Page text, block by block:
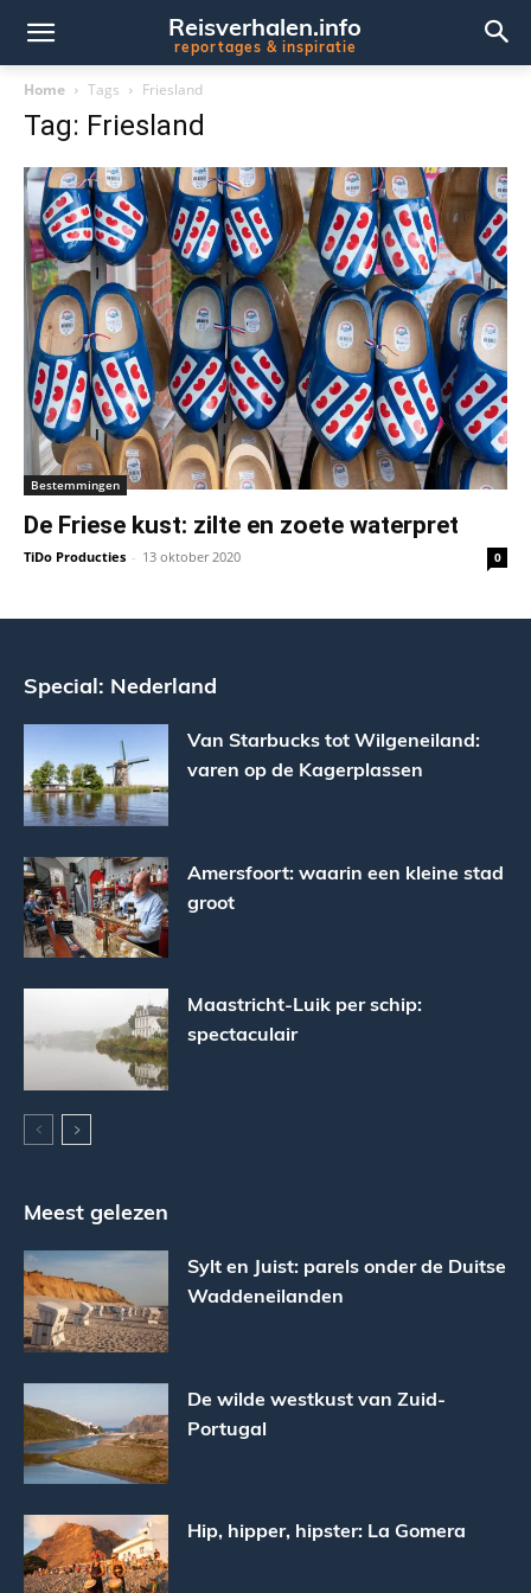
Reisverhalen.info
reportages & inspiratie
Home Tags Friesland
Tag: Friesland
Bestemmingen
De Friese kust: zilte en zoete waterpret
TiDo Producties - 13 oktober 2020 0
Special: Nederland
Van Starbucks tot Wilgeneiland:
varen op de Kagerplassen
Amersfoort: waarin een kleine stad
groot
Maastricht-Luik per schip:
spectaculair
Meest gelezen
Sylt en Juist: parels onder de Duitse
Waddeneilanden
De wilde westkust van Zuid-
Portugal
Hip, hipper, hipster: La Gomera